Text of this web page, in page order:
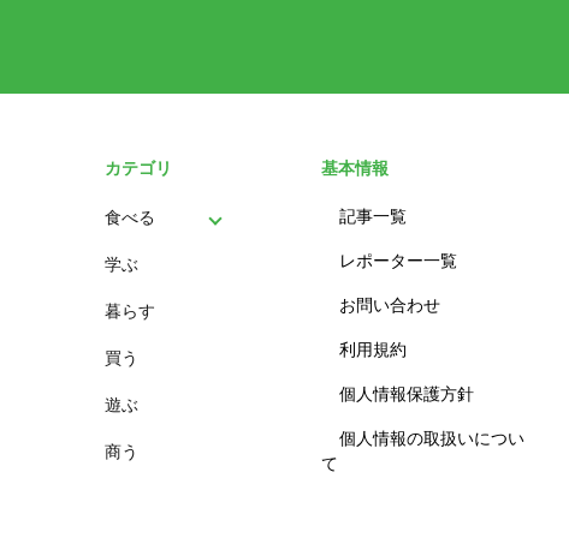
カテゴリ
食べる
パン
スイーツ
学ぶ
暮らす
買う
遊ぶ
商う
基本情報
記事一覧
レポーター一覧
お問い合わせ
利用規約
個人情報保護方針
個人情報の取扱いについ
て